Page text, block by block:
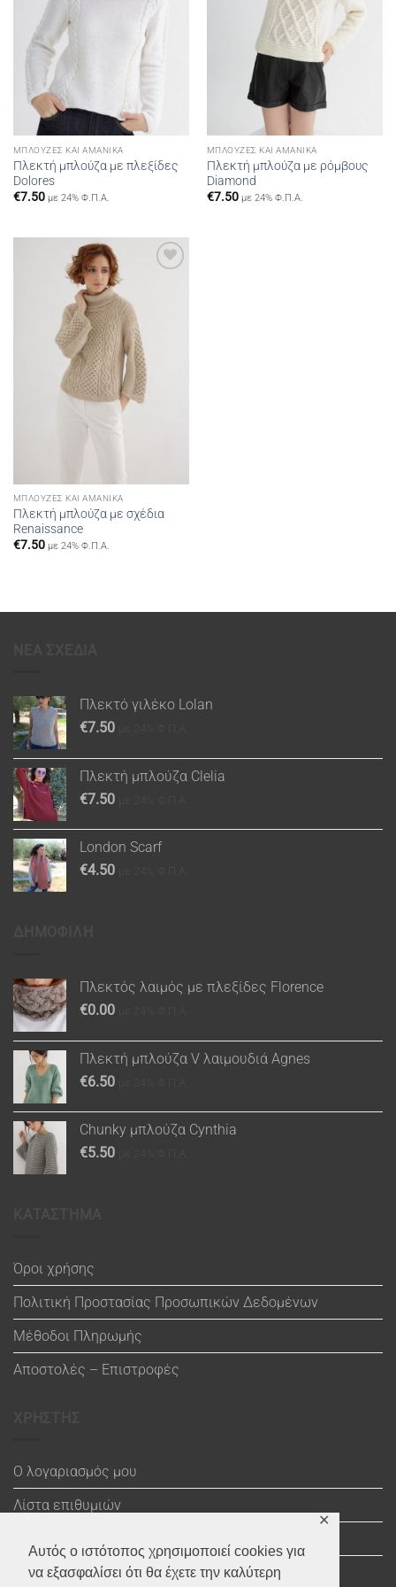
Αυτός ο ιστότοπος χρησιμοποιεί cookies για
να εξασφαλίσει ότι θα έχετε την καλύτερη
✕
ΜΠΛΟΎΖΕΣ ΚΑΙ ΑΜΆΝΙΚΑ
Πλεκτή μπλούζα με πλεξίδες
Dolores
€7.50 με 24% Φ.Π.Α.
ΜΠΛΟΎΖΕΣ ΚΑΙ ΑΜΆΝΙΚΑ
Πλεκτή μπλούζα με ρόμβους
Diamond
€7.50 με 24% Φ.Π.Α.
ΜΠΛΟΎΖΕΣ ΚΑΙ ΑΜΆΝΙΚΑ
Πλεκτή μπλούζα με σχέδια
Renaissance
€7.50 με 24% Φ.Π.Α.
Πλεκτό γιλέκο Lolan
€7.50
Πλεκτή μπλούζα Clelia
€7.50
London Scarf
€4.50
Πλεκτός λαιμός με πλεξίδες Florence
€0.00
Πλεκτή μπλούζα V λαιμουδιά Agnes
€6.50
Chunky μπλούζα Cynthia
€5.50
Όροι χρήσης
Πολιτική Προστασίας Προσωπικών Δεδομένων
Μέθοδοι Πληρωμής
Αποστολές – Επιστροφές
Ο λογαριασμός μου
Λίστα επιθυμιών
Ολοκλήρωση αγοράς